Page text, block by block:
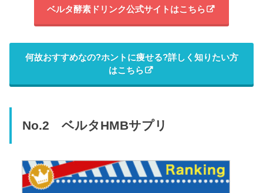
ベルタ酵素ドリンク公式サイトはこちら
何故おすすめなの?ホントに痩せる?詳しく知りたい方
はこちら
No.2 ベルタHMBサプリ